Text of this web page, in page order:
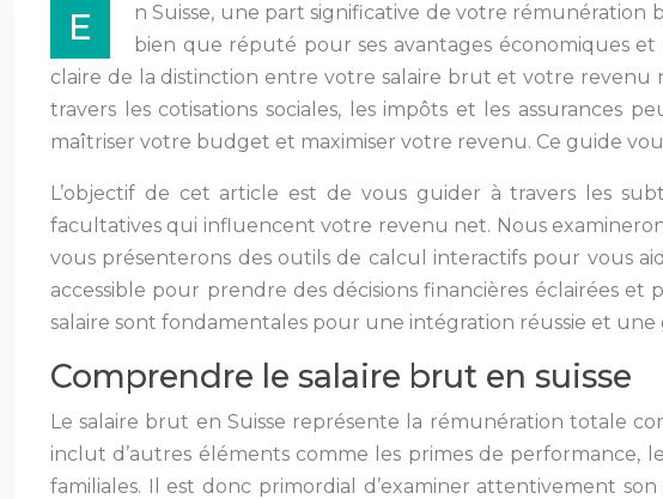
E
n Suisse, une part significative de votre
bien que réputé pour ses avantages économiques
claire de la distinction entre votre salaire brut et votre revenu
travers les cotisations sociales, les impôts et les assurances
maîtriser votre budget et maximiser votre revenu. Ce guide
L’objectif de cet article est de vous guider à travers les
facultatives qui influencent votre revenu net. Nous
vous présenterons des outils de calcul interactifs pour vous
accessible pour prendre des décisions financières éclairées
salaire sont fondamentales pour une intégration réussie et une
Comprendre le salaire brut en suisse
Le salaire brut en Suisse représente la rémunération totale
inclut d’autres éléments comme les primes de performance,
familiales. Il est donc primordial d’examiner attentivement